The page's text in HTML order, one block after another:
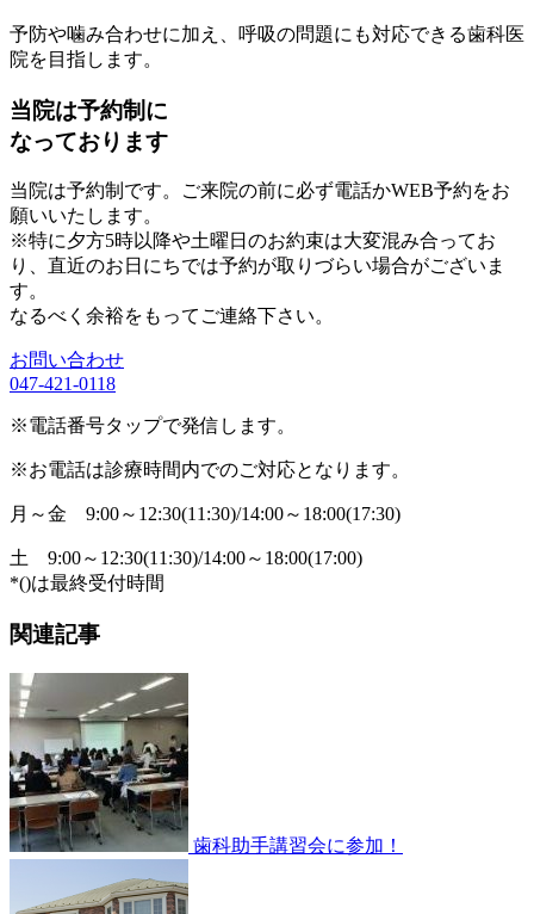
予防や噛み合わせに加え、呼吸の問題にも対応できる歯科医
院を目指します。
当院は予約制に
なっております
当院は予約制です。ご来院の前に必ず電話かWEB予約をお
願いいたします。
※特に夕方5時以降や土曜日のお約束は大変混み合ってお
り、直近のお日にちでは予約が取りづらい場合がございま
す。
なるべく余裕をもってご連絡下さい。
お問い合わせ
047-421-0118
※電話番号タップで発信します。
※お電話は診療時間内でのご対応となります。
月～金 9:00～12:30(11:30)/14:00～18:00(17:30)
土 9:00～12:30(11:30)/14:00～18:00(17:00)
*()は最終受付時間
関連記事
歯科助手講習会に参加！